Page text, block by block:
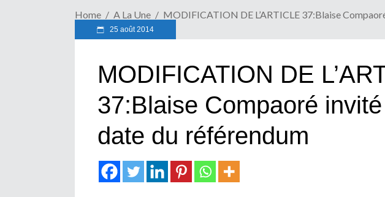
Home A La Une MODIFICATION DE L’ARTICLE 37:Blaise
25 août 2014
MODIFICATION DE
37:Blaise Compaoré
date du référendum